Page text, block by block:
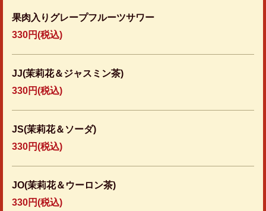
果肉入りグレープフルーツサワー
330円(税込)
JJ(茉莉花＆ジャスミン茶)
330円(税込)
JS(茉莉花＆ソーダ)
330円(税込)
JO(茉莉花＆ウーロン茶)
330円(税込)